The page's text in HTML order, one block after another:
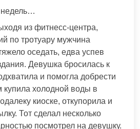
из фитнесс-центра,
по тротуару мужчина
оседать, едва успев
Девушка бросилась к
и помогла добрести
купила холодной воды в
киоске, откупорила и
Тот сделал несколько
посмотрел на девушку.